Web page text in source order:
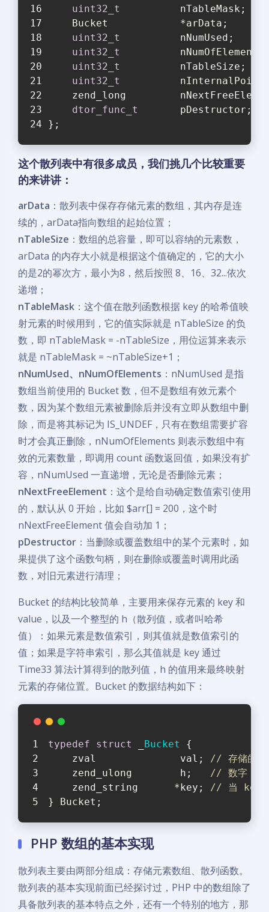
uint32_t
          nTableMask;
    Bucket            *arData;
uint32_t
          nNumUsed;
uint32_t
uint32_t
uint32_t
zend_long
dtor_func_t
       pDestructor;
};
这个散列表中有很多成员，我们挑几个比较重要
的来讲讲：
arData ：散列表中保存存储元素的数组，其内存是连
续的，arData指向数组的起始位置；
nTableSize ：数组的总容量，即可以容纳的元素数，
arData 的内存大小就是根据这个值确定的，它的大小
的是2的幂次方，最小为8，然后按照 8、16、32...依次
递增；
nTableMask ：这个值在散列函数根据 key 的哈希值映
射元素的时候用到，它的值实际就是 nTableSize 的负
数，即 nTableMask = -nTableSize，用位运算来表示
就是 nTableMask = ~nTableSize+1；
nNumUsed、nNumOfElements ：nNumUsed 是指
数组当前使用的 Bucket 数，但不是数组有效元素个
数，因为某个数组元素被删除后并没有立即从数组中删
除，而是将其标记为 IS_UNDEF，只有在数组需要扩容
时才会真正删除，nNumOfElements 则表示数组中有
效的元素数量，即调用 count 函数返回值，如果没有扩
容，nNumUsed 一直递增，无论是否删除元素；
nNextFreeElement ：这个是给自动确定数值索引使用
的，默认从 0 开始，比如 $arr[] = 200，这个时
nNextFreeElement 值会自动加 1；
pDestructor ：当删除或覆盖数组中的某个元素时，如
果提供了这个函数句柄，则在删除或覆盖时调用此函
数，对旧元素进行清理；
Bucket 的结构比较简单，主要用来保存元素的 key 和
value，以及一个整型的 h（散列值，或者叫哈希
值）：如果元素是数值索引，则其值就是数值索引的
值；如果是字符串索引，那么其值就是 key 通过
Time33 算法计算得到的散列值，h 的值用来最终映射
元素的存储位置。Bucket 的数据结构如下：
typedef struct Bucket
{
    zval              val;
// 存储的具
    zend_ulong        h;
// 数字
    zend_string      *key;
// 当 key 值
} Bucket;
PHP 数组的基本实现
散列表主要由两部分组成：存储元素数组、散列函数。
散列表的基本实现前面已经探讨过，PHP 中的数组除了
具备散列表的基本特点之外，还有一个特别的地方，那